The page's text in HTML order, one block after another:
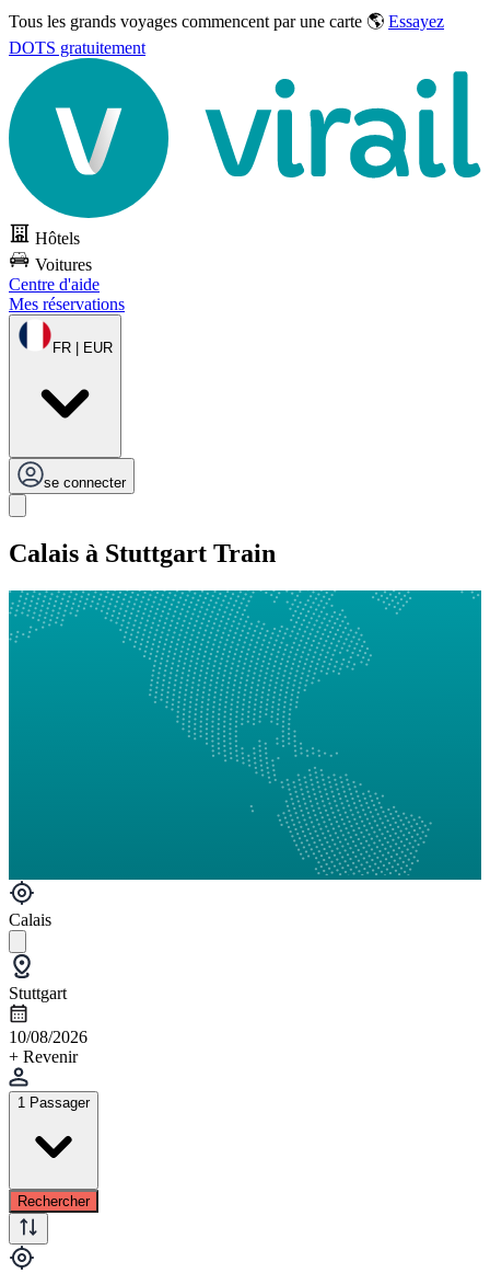
Tous les grands voyages commencent par une carte 🌎 Essayez
DOTS gratuitement
Hôtels
Voitures
Centre d'aide
Mes réservations
FR | EUR
se connecter
Calais à Stuttgart Train
Calais
Stuttgart
10/08/2026
+ Revenir
1 Passager
Rechercher